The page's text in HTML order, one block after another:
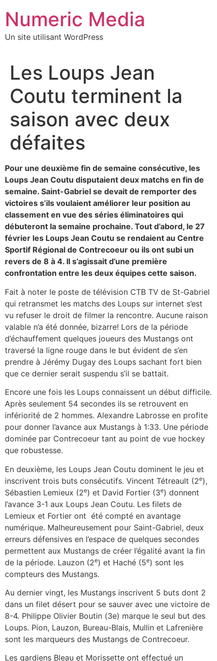
contenu
Numeric Media
Un site utilisant WordPress
Les Loups Jean
Coutu terminent la
saison avec deux
défaites
Pour une deuxième fin de semaine consécutive, les
Loups Jean Coutu disputaient deux matchs en fin de
semaine. Saint-Gabriel se devait de remporter des
victoires s’ils voulaient améliorer leur position au
classement en vue des séries éliminatoires qui
débuteront la semaine prochaine. Tout d’abord, le 27
février les Loups Jean Coutu se rendaient au Centre
Sportif Régional de Contrecoeur ou ils ont subi un
revers de 8 à 4. Il s’agissait d’une première
confrontation entre les deux équipes cette saison.
Fait à noter le poste de télévision CTB TV de St-Gabriel
qui retransmet les matchs des Loups sur internet s’est
vu refuser le droit de filmer la rencontre. Aucune raison
valable n’a été donnée, bizarre! Lors de la période
d’échauffement quelques joueurs des Mustangs ont
traversé la ligne rouge dans le but évident de s’en
prendre à Jérémy Dugay des Loups sachant fort bien
que ce dernier serait suspendu s’il se battait.
Encore une fois les Loups connaissent un début difficile.
Après seulement 54 secondes ils se retrouvent en
infériorité de 2 hommes. Alexandre Labrosse en profite
pour donner l’avance aux Mustangs à 1:33. Une période
dominée par Contrecoeur tant au point de vue hockey
que robustesse.
En deuxième, les Loups Jean Coutu dominent le jeu et
inscrivent trois buts consécutifs. Vincent Tétreault (2e),
Sébastien Lemieux (2e) et David Fortier (3e) donnent
l’avance 3-1 aux Loups Jean Coutu. Les filets de
Lemieux et Fortier ont été compté en avantage
numérique. Malheureusement pour Saint-Gabriel, deux
erreurs défensives en l’espace de quelques secondes
permettent aux Mustangs de créer l’égalité avant la fin
de la période. Lauzon (2e) et Haché (5e) sont les
compteurs des Mustangs.
Au dernier vingt, les Mustangs inscrivent 5 buts dont 2
dans un filet désert pour se sauver avec une victoire de
8-4. Philippe Olivier Boutin (3e) marque le seul but des
Loups. Pion, Lauzon, Bureau-Blais, Mullin et Lafrenière
sont les marqueurs des Mustangs de Contrecoeur.
Les gardiens Bleau et Morissette ont effectué un